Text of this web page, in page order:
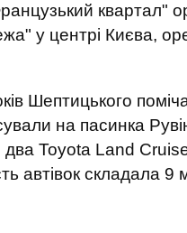
квартал"
у центрі Києва,
Шептицького
на пасинка
Toyota Land
автівок складала 9